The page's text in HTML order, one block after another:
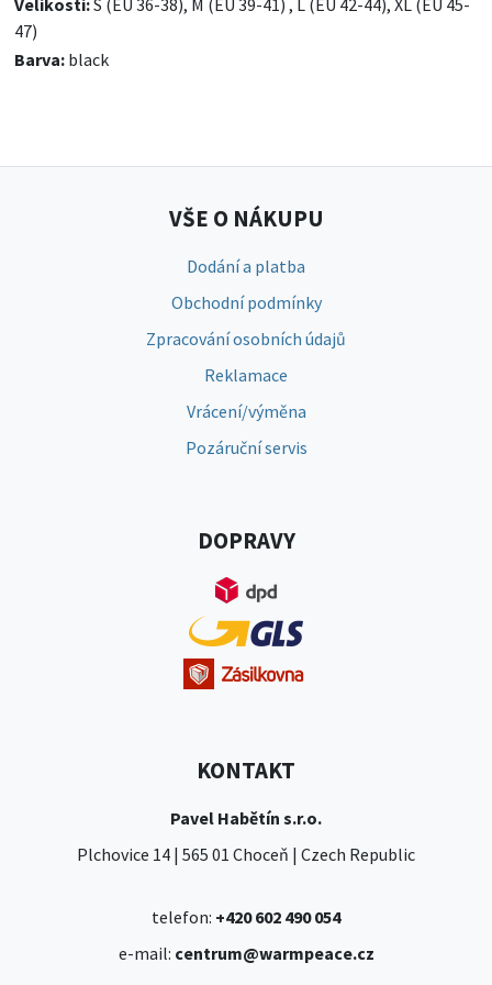
Velikosti:S (EU 36-38), M (EU 39-41) , L (EU 42-44), XL (EU 45-
47)
Barva: black
VŠE O NÁKUPU
Dodání a platba
Obchodní podmínky
Zpracování osobních údajů
Reklamace
Vrácení/výměna
Pozáruční servis
DOPRAVY
KONTAKT
Pavel Habětín s.r.o.
Plchovice 14 | 565 01 Choceň | Czech Republic
telefon: +420 602 490 054
e-mail: centrum@warmpeace.cz